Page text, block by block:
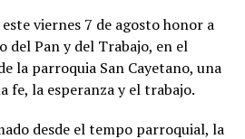
viernes 7 de agosto honor a
del Pan y del Trabajo, en el
la parroquia San Cayetano, una
fe, la esperanza y el trabajo.
desde el tempo parroquial, la